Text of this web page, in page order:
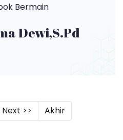
Bermain
Dewi,S.Pd
Next >> Akhir